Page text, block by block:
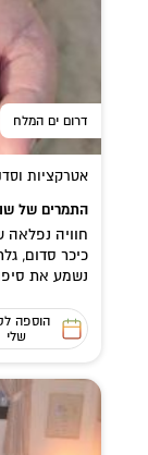
דרום ים המלח
אטרקציות
התמרים של
חוויה נפלאה
כיכר סדום,
נשמע את
הוספה
שלי